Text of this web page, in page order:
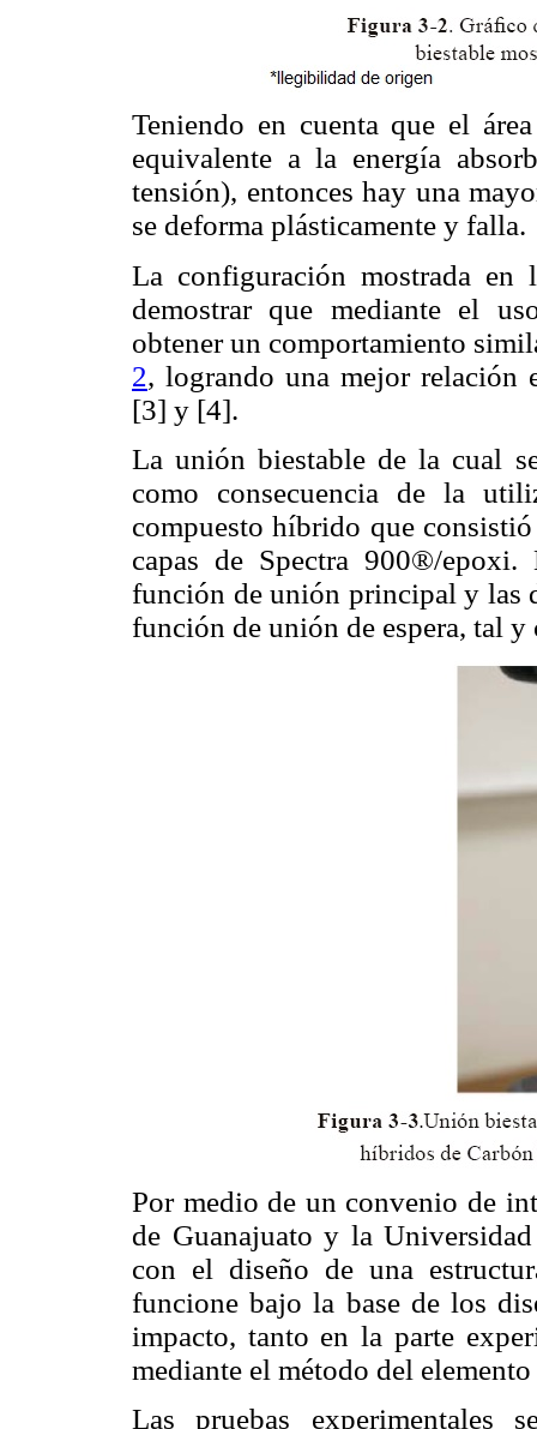
Teniendo en cuenta que el
equivalente a la energía
tensión), entonces hay una
se deforma plásticamente y falla.
La configuración mostrada
demostrar que mediante el
obtener un comportamiento
2, logrando una mejor relación
[3] y [4].
La unión biestable de la cual
como consecuencia de la
compuesto híbrido que
capas de Spectra 900®/
función de unión principal y las
función de unión de espera, tal y
Por medio de un convenio de
de Guanajuato y la
con el diseño de una
funcione bajo la base de los
impacto, tanto en la parte
mediante el método del
Las pruebas experimentales